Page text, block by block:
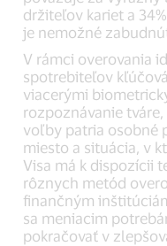
držiteľov kariet a
je nemožné
V rámci overovania
spotrebiteľov
viacerými
rozpoznávanie
voľby patria osobné
miesto a situácia, v
Visa má k dispozícii
rôznych metód
finančným
sa meniacim
pokračovať v